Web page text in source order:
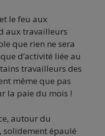
le feu aux
aux travailleurs
que rien ne sera
d’activité liée au
travailleurs des
même que pas
la paie du mois !
autour du
, solidement épaulé